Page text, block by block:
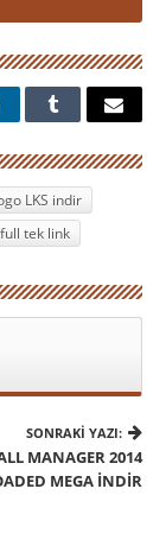
LKS indir
tek link
SONRAKI YAZI:
MANAGER 2014
MEGA INDIR